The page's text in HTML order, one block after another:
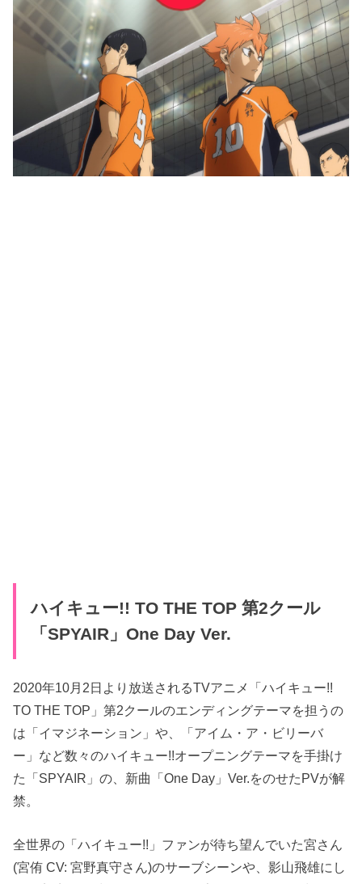
ハイキュー!! TO THE TOP 第2クール
「SPYAIR」One Day Ver.
2020年10月2日より放送されるTVアニメ「ハイキュー!!
TO THE TOP」第2クールのエンディングテーマを担うの
は「イマジネーション」や、「アイム・ア・ビリーバ
ー」など数々のハイキュー!!オープニングテーマを手掛け
た「SPYAIR」の、新曲「One Day」Ver.をのせたPVが解
禁。
全世界の「ハイキュー!!」ファンが待ち望んでいた宮さん
(宮侑 CV: 宮野真守さん)のサーブシーンや、影山飛雄にし